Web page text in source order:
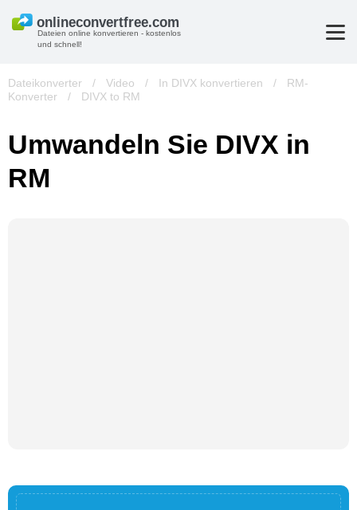
Dateien online konvertieren - kostenlos
und schnell!
Dateikonverter / Video / In DIVX konvertieren /
RM-
Konverter
/ DIVX to RM
Umwandeln Sie DIVX in
RM